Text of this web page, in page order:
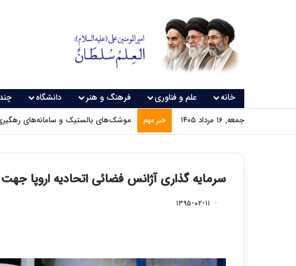
خانه علم و فناوری فرهنگ و هنر دانشگاه
جمعه, ۱۶ مرداد ۱۴۰۵ خبر مهم موشک‌های بالستیک و سامانه‌های رهگیری
سرمایه گذاری آژانس فضائی اتحادیه اروپا
۱۳۹۵-۰۲-۱۱